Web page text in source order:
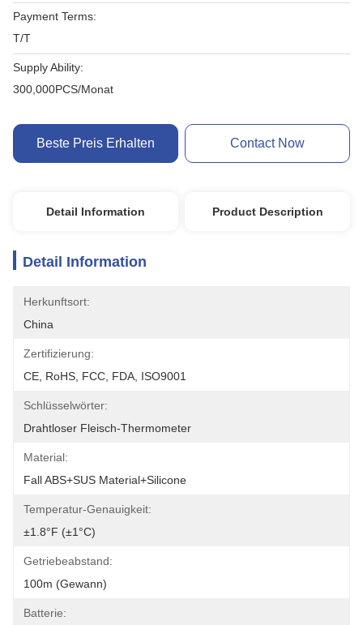
Payment Terms:
T/T
Supply Ability:
300,000PCS/Monat
Beste Preis Erhalten Contact Now
Detail Information Product Description
Detail Information
Herkunftsort:
China
Zertifizierung:
CE, RoHS, FCC, FDA, ISO9001
Schlüsselwörter:
Drahtloser Fleisch-Thermometer
Material:
Fall ABS+SUS Material+Silicone
Temperatur-Genauigkeit:
±1.8°F (±1°C)
Getriebeabstand:
100m (Gewann)
Batterie: